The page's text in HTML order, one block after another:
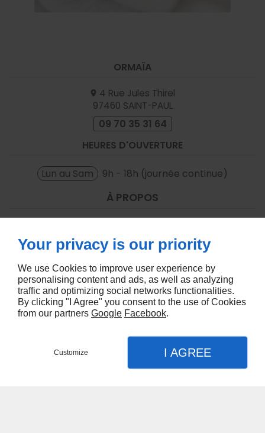
ORMAÏA
4 Rue Jules Thirel
97460 SAINT-PAUL
09 70 35 31 64
HEURES D'OUVERTURE
Lun au Sam 9h - 18h (journée continue)
À PROPOS
Nous contacter
Mentions légales
Plan du site
SUIVEZ-NOUS
Contact
Your privacy is our priority
We use Cookies to improve user experience by
personalising content and ads, as well as analyzing
traffic and optimizing social networks functionalities.
By clicking "I Agree" you consent to the use of Cookies
from our partners Google Facebook.
Customize I AGREE